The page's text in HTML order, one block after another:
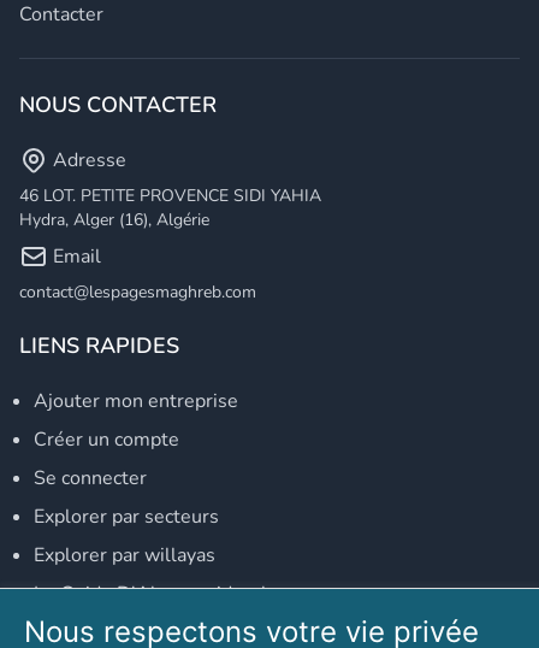
Contacter
NOUS CONTACTER
Adresse
46 LOT. PETITE PROVENCE SIDI YAHIA
Hydra, Alger (16), Algérie
Email
contact@lespagesmaghreb.com
LIENS RAPIDES
Ajouter mon entreprise
Créer un compte
Se connecter
Explorer par secteurs
Explorer par willayas
Le Guide D'Alger, guide-alger.com
NOS RÉSEAUX SOCIAUX
Nous respectons votre vie privée